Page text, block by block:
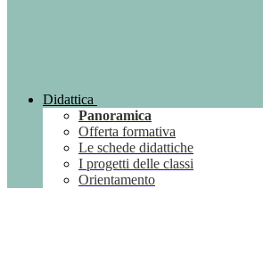
Didattica
Panoramica
Offerta formativa
Le schede didattiche
I progetti delle classi
Orientamento